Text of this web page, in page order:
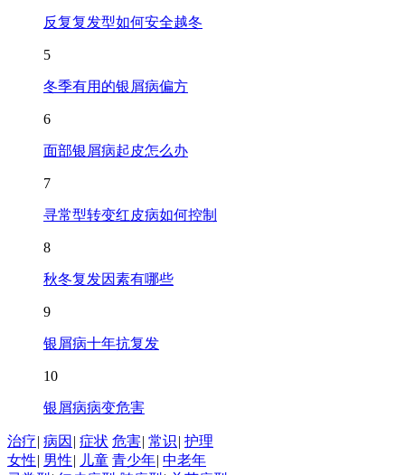
反复复发型如何安全越冬
5
冬季有用的银屑病偏方
6
面部银屑病起皮怎么办
7
寻常型转变红皮病如何控制
8
秋冬复发因素有哪些
9
银屑病十年抗复发
10
银屑病病变危害
治疗| 病因 | 症状 危害| 常识| 护理
女性| 男性| 儿童 青少年| 中老年